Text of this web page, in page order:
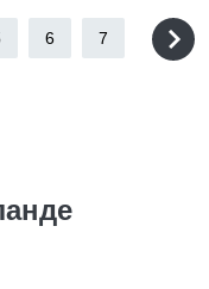
6 7